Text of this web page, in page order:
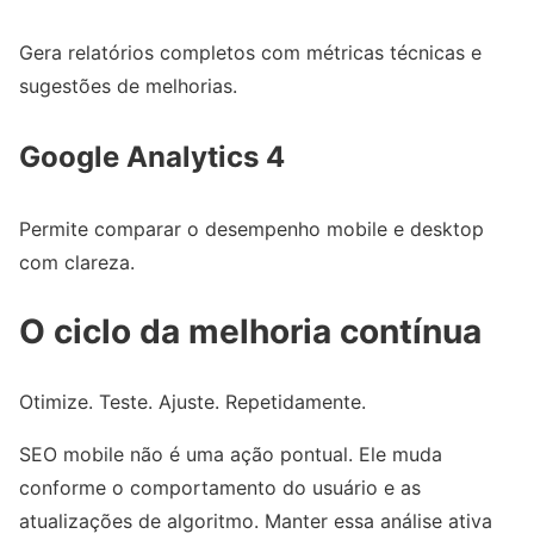
Gera relatórios completos com métricas técnicas e
sugestões de melhorias.
Google Analytics 4
Permite comparar o desempenho mobile e desktop
com clareza.
O ciclo da melhoria contínua
Otimize. Teste. Ajuste. Repetidamente.
SEO mobile não é uma ação pontual. Ele muda
conforme o comportamento do usuário e as
atualizações de algoritmo. Manter essa análise ativa